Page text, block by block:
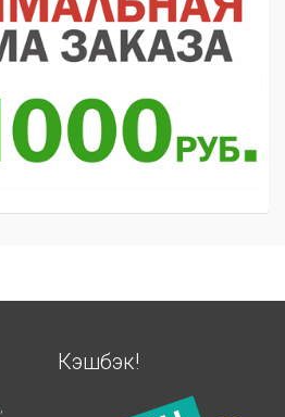
Кэшбэк!